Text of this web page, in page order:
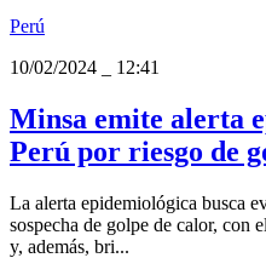
Perú
10/02/2024
12:41
Minsa emite alerta
Perú por riesgo de
La alerta epidemiológica busca
sospecha de golpe de calor, con
y, además, bri...